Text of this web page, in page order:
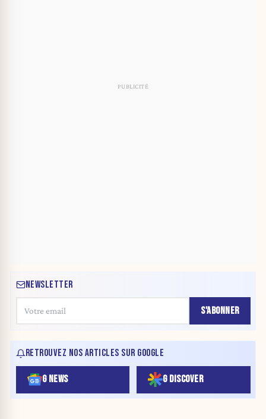
NEWSLETTER
S'ABONNER
RETROUVEZ NOS ARTICLES SUR GOOGLE
G NEWS G DISCOVER